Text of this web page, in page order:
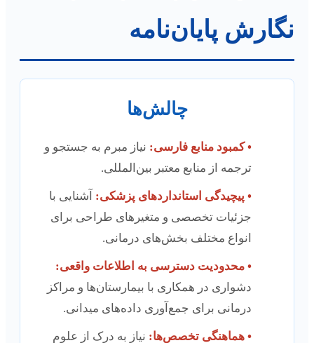
نگارش پایان‌نامه
چالش‌ها
• کمبود منابع فارسی: نیاز مبرم به جستجو و
ترجمه از منابع معتبر بین‌المللی.
• پیچیدگی استانداردهای پزشکی: آشنایی با
جزئیات تخصصی و متغیرهای طراحی برای
انواع مختلف بخش‌های درمانی.
• محدودیت دسترسی به اطلاعات واقعی:
دشواری در همکاری با بیمارستان‌ها و مراکز
درمانی برای جمع‌آوری داده‌های میدانی.
• هماهنگی تخصص‌ها: نیاز به درک از علوم